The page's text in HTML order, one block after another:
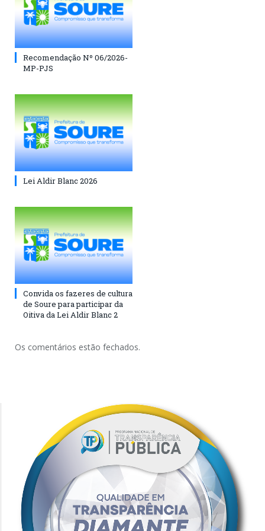
Recomendação Nº 06/2026-
MP-PJS
Lei Aldir Blanc 2026
Convida os fazeres de cultura
de Soure para participar da
Oitiva da Lei Aldir Blanc 2
Os comentários estão fechados.